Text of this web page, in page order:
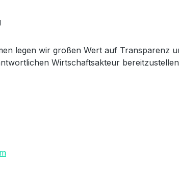
legen wir großen Wert auf Transparenz
Wirtschaftsakteur